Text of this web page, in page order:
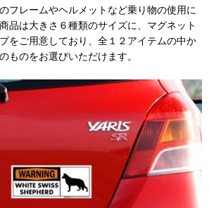
フレームやヘルメットなど乗り物の使用に
品は大きさ６種類のサイズに、マグネット
をご用意しており、全１２アイテムの中か
ものをお選びいただけます。